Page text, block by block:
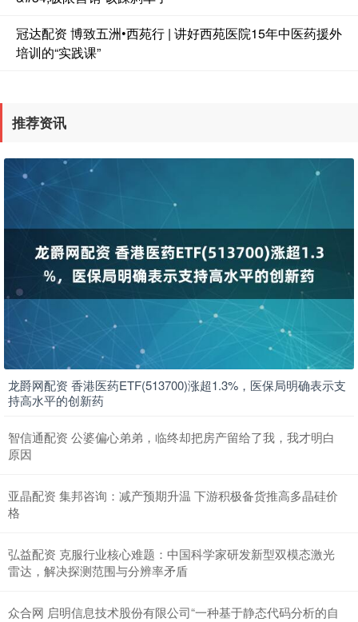
冠达配资 博致五洲•西苑行 | 讲好西苑医院15年中医药援外
培训的“实践课”
推荐资讯
龙爵网配资 香港医药ETF(513700)涨超1.3%，医保局明确表示支
持高水平的创新药
智信通配资 公婆偏心弟弟，临终却把房产留给了我，我才明白
原因
亚晶配资 集邦咨询：减产预期升温 下游积极备货推高多晶硅价
格
弘益配资 克服行业核心难题：中国科学家研发新型双模态激光
雷达，解决探测范围与分辨率矛盾
众合网 启明信息技术股份有限公司“一种基于静态代码分析的自